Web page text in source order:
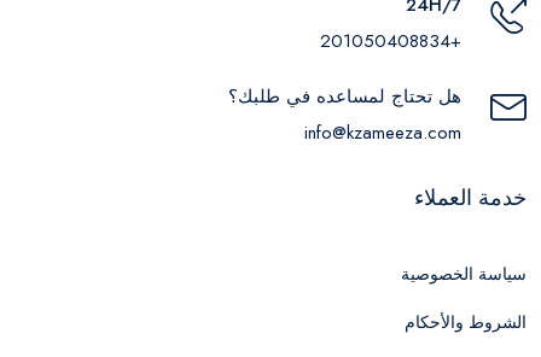
+201050408834
هل تحتاج لمساعده في طلبك؟
info@kzameeza.com
خدمة العملاء
سياسة الخصوصية
الشروط والأحكام